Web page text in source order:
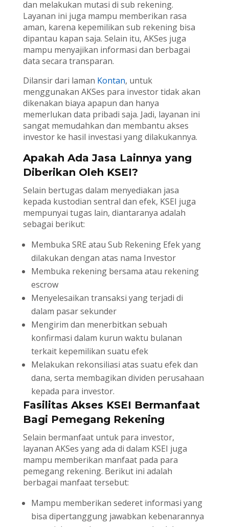
dan melakukan mutasi di sub rekening.
Layanan ini juga mampu memberikan rasa
aman, karena kepemilikan sub rekening bisa
dipantau kapan saja. Selain itu, AKSes juga
mampu menyajikan informasi dan berbagai
data secara transparan.
Dilansir dari laman Kontan, untuk
menggunakan AKSes para investor tidak akan
dikenakan biaya apapun dan hanya
memerlukan data pribadi saja. Jadi, layanan ini
sangat memudahkan dan membantu akses
investor ke hasil investasi yang dilakukannya.
Apakah Ada Jasa Lainnya yang
Diberikan Oleh KSEI?
Selain bertugas dalam menyediakan jasa
kepada kustodian sentral dan efek, KSEI juga
mempunyai tugas lain, diantaranya adalah
sebagai berikut:
Membuka SRE atau Sub Rekening Efek yang
dilakukan dengan atas nama Investor
Membuka rekening bersama atau rekening
escrow
Menyelesaikan transaksi yang terjadi di
dalam pasar sekunder
Mengirim dan menerbitkan sebuah
konfirmasi dalam kurun waktu bulanan
terkait kepemilikan suatu efek
Melakukan rekonsiliasi atas suatu efek dan
dana, serta membagikan dividen perusahaan
kepada para investor.
Fasilitas Akses KSEI Bermanfaat
Bagi Pemegang Rekening
Selain bermanfaat untuk para investor,
layanan AKSes yang ada di dalam KSEI juga
mampu memberikan manfaat pada para
pemegang rekening. Berikut ini adalah
berbagai manfaat tersebut:
Mampu memberikan sederet informasi yang
bisa dipertanggung jawabkan kebenarannya